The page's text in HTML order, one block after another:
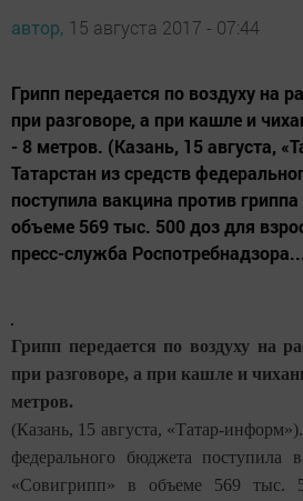
автор, 15 августа 2017 - 07:44
Грипп передается по воздуху на
при разговоре, а при кашле и
- 8 метров. (Казань, 15 августа,
Татарстан из средств
поступила вакцина против
объеме 569 тыс. 500 доз для
пресс-служба
Грипп передается по воздуху на
при разговоре, а при кашле и
метров.
(Казань, 15 августа, «Татар-
федерального бюджета поступила
«Совигрипп» в объеме 569 тыс.